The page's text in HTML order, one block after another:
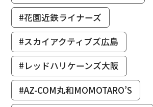
#花園近鉄ライナーズ
#スカイアクティブズ広島
#レッドハリケーンズ大阪
#AZ-COM丸和MOMOTARO’S